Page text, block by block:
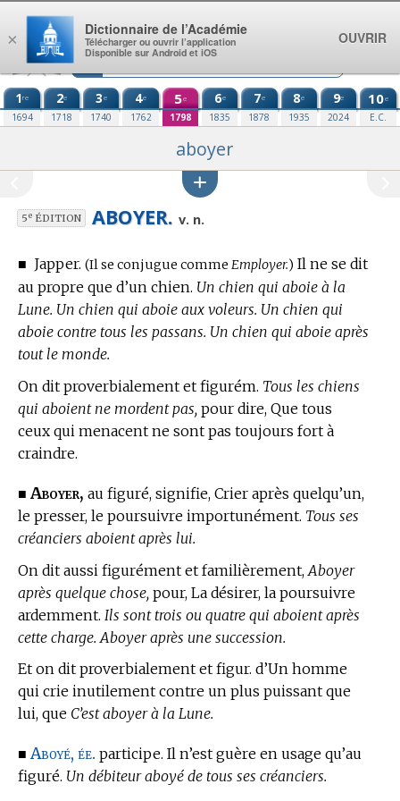
Aller au contenu
1re
1694
2e
1718
3e
1740
4e
1762
5e
1798
6e
1835
7e
1878
8e
1935
9e
2024
10e
E.C.
aboyer
5eÉDITION ABOYER. v. n.
■ Japper. Conjugaison
(Il se conjugue comme Employer.) Il ne se dit
au propre que d’un chien. Un chien qui aboie à la
Lune. Un chien qui aboie aux voleurs. Un chien qui
aboie contre tous les passans. Un chien qui aboie après
tout le monde.
On dit proverbialement et figurém. Tous les chiens
qui aboient ne mordent pas, pour dire, Que tous
ceux qui menacent ne sont pas toujours fort à
craindre.
■ Aboyer, au figuré, signifie, Crier après quelqu’un,
le presser, le poursuivre importunément. Tous ses
créanciers aboient après lui.
On dit aussi figurément et familièrement, Aboyer
après quelque chose, pour, La désirer, la poursuivre
ardemment. Ils sont trois ou quatre qui aboient après
cette charge. Aboyer après une succession.
Et on dit proverbialement et figur. d’Un homme
qui crie inutilement contre un plus puissant que
lui, que C’est aboyer à la Lune.
■Aboyé, ée. participe. Il n’est guère en usage qu’au
figuré. Un débiteur aboyé de tous ses créanciers.
×
Dictionnaire de l’Académie
Télécharger ou ouvrir l’application
Disponible sur Android et iOS
OUVRIR